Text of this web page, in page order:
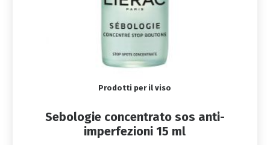
Prodotti per il viso
Sebologie concentrato sos anti-
imperfezioni 15 ml